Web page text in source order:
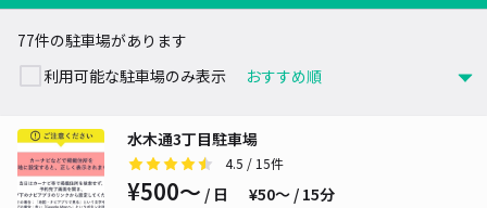
77件の駐車場があります
利用可能な駐車場のみ表示
水木通3丁目駐車場
4.5 / 15件
¥500〜 / 日 ¥50〜 / 15分